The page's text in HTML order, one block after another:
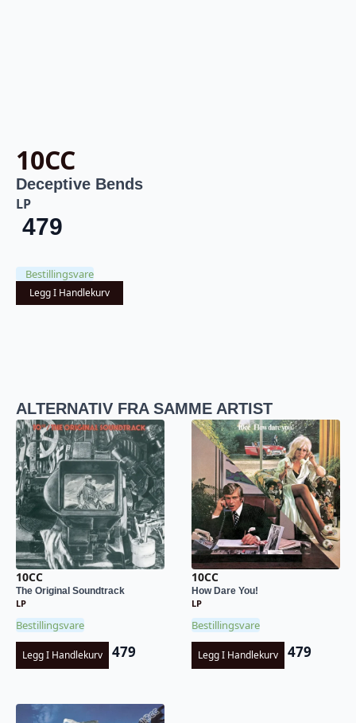
10CC
Deceptive Bends
LP
479
Bestillingsvare
Legg I Handlekurv
ALTERNATIV FRA SAMME ARTIST
10CC
The Original Soundtrack
LP
Bestillingsvare
Legg I Handlekurv 479
10CC
How Dare You!
LP
Bestillingsvare
Legg I Handlekurv 479